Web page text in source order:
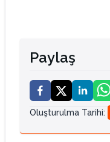
Paylaş
Oluşturulma Tarihi: